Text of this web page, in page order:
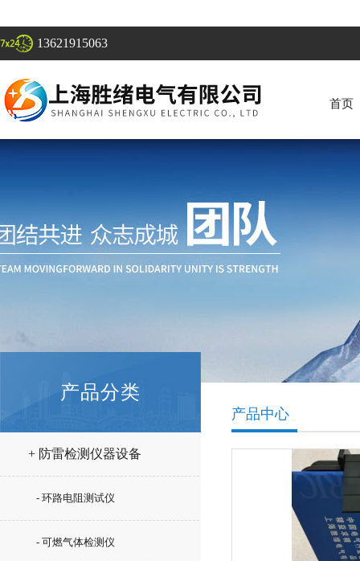
13621915063
首页
产品分类
+ 防雷检测仪器设备
- 环路电阻测试仪
- 可燃气体检测仪
产品中心